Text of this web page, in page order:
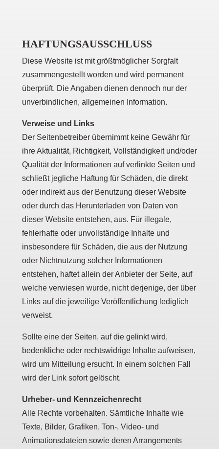
HAFTUNGSAUSSCHLUSS
Diese Website ist mit größtmöglicher Sorgfalt
zusammengestellt worden und wird permanent
überprüft. Die Angaben dienen dennoch nur der
unverbindlichen, allgemeinen Information.
Verweise und Links
Der Seitenbetreiber übernimmt keine Gewähr für
ihre Aktualität, Richtigkeit, Vollständigkeit und/oder
Qualität der Informationen auf verlinkte Seiten und
schließt jegliche Haftung für Schäden, die direkt
oder indirekt aus der Benutzung dieser Website
oder durch das Herunterladen von Daten von
dieser Website entstehen, aus. Für illegale,
fehlerhafte oder unvollständige Inhalte und
insbesondere für Schäden, die aus der Nutzung
oder Nichtnutzung solcher Informationen
entstehen, haftet allein der Anbieter der Seite, auf
welche verwiesen wurde, nicht derjenige, der über
Links auf die jeweilige Veröffentlichung lediglich
verweist.
Sollte eine der Seiten, auf die gelinkt wird,
bedenkliche oder rechtswidrige Inhalte aufweisen,
wird um Mitteilung ersucht. In einem solchen Fall
wird der Link sofort gelöscht.
Urheber- und Kennzeichenrecht
Alle Rechte vorbehalten. Sämtliche Inhalte wie
Texte, Bilder, Grafiken, Ton-, Video- und
Animationsdateien sowie deren Arrangements